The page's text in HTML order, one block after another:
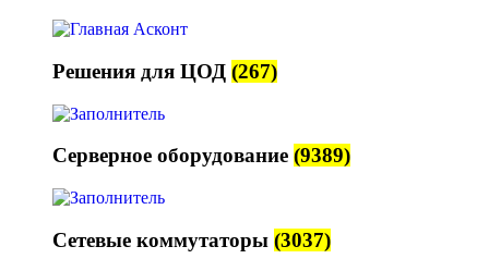
Решения для ЦОД (267)
Серверное оборудование (9389)
Сетевые коммутаторы (3037)